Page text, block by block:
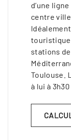
d’une
centre ville.
touristique
stations
Toulouse.
à lui à